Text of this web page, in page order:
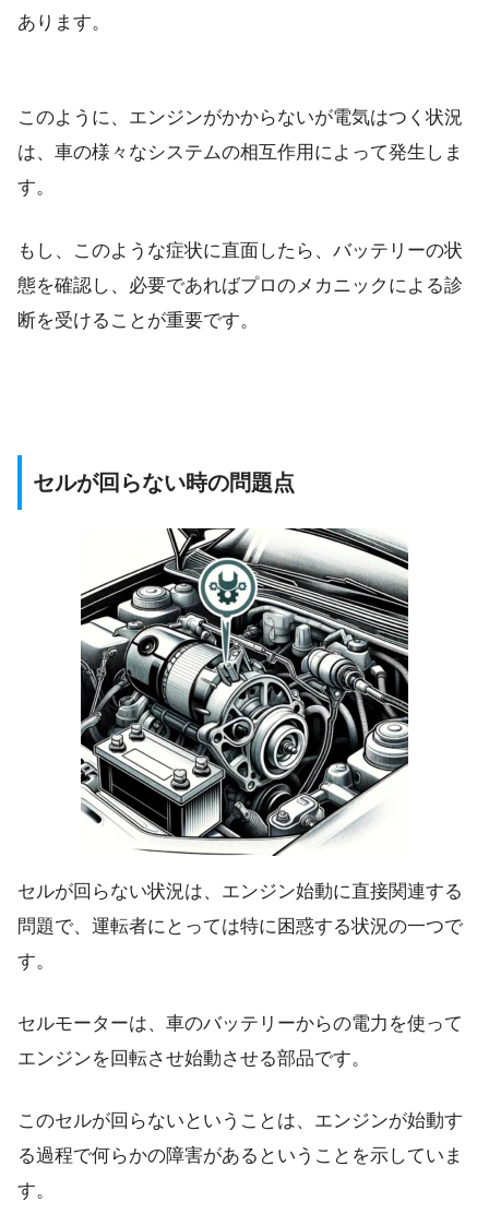
あります。
このように、エンジンがかからないが電気はつく状況
は、車の様々なシステムの相互作用によって発生しま
す。
もし、このような症状に直面したら、バッテリーの状
態を確認し、必要であればプロのメカニックによる診
断を受けることが重要です。
セルが回らない時の問題点
セルが回らない状況は、エンジン始動に直接関連する
問題で、運転者にとっては特に困惑する状況の一つで
す。
セルモーターは、車のバッテリーからの電力を使って
エンジンを回転させ始動させる部品です。
このセルが回らないということは、エンジンが始動す
る過程で何らかの障害があるということを示していま
す。